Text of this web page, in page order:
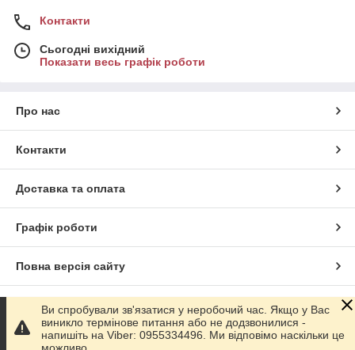
Контакти
Сьогодні вихідний
Показати весь графік роботи
Про нас
Контакти
Доставка та оплата
Графік роботи
Повна версія сайту
Сайт створено на маркетплейсі Prom.ua
Політика конфіденційності
Ви спробували зв'язатися у неробочий час. Якщо у Вас
виникло термінове питання або не додзвонилися -
напишіть на Viber: 0955334496. Ми відповімо наскільки це